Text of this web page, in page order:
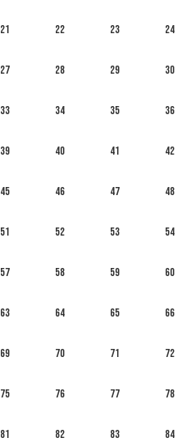
21 22 23 24
27 28 29 30
33 34 35 36
39 40 41 42
45 46 47 48
51 52 53 54
57 58 59 60
63 64 65 66
69 70 71 72
75 76 77 78
81 82 83 84